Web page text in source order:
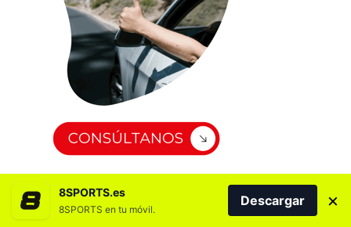
8SPORTS.es
8SPORTS en tu móvil.
Descargar ×